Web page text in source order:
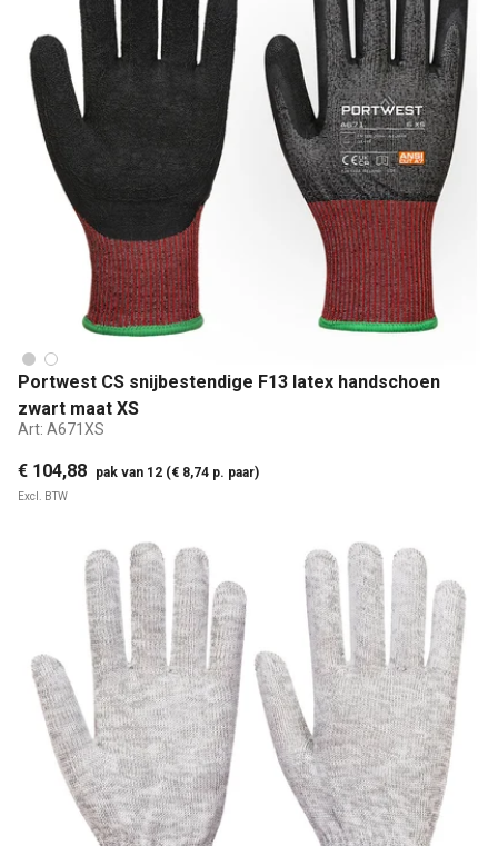
Portwest CS snijbestendige F13 latex handschoen
zwart maat XS
Art: A671XS
€ 104,88 pak van 12 (€ 8,74 p. paar)
Excl. BTW